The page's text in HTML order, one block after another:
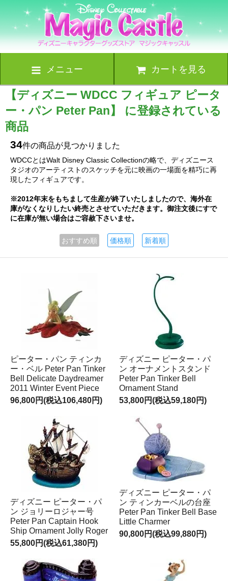
メニュー カートを見る
【ディズニー WDCC フィギュア ピータ
ー・パン Peter Pan】 に登録されている
商品
34件の商品が見つかりました
WDCCとはWalt Disney Classic Collectionの略で、ディズニース
タジオのアーティストのスケッチを元に映画の一場面を精巧に再
現したフィギュアです。
※2012年末をもちまして生産が終了いたしましたので、海外在
庫がなくなりしたい終売とさせていただきます。御注文後にすで
に在庫が無い場合はご容赦下さいませ。
おすすめ順 価格順 新着順
ピーター・パン ティンカ
ー・ベル Peter Pan Tinker
Bell Delicate Daydreamer
2011 Winter Event Piece
96,800円(税込106,480円)
ディズニー ピーター・パ
ン オーナメントスタンド
Peter Pan Tinker Bell
Ornament Stand
53,800円(税込59,180円)
ディズニー ピーター・パ
ン ジョリーロジャー号
Peter Pan Captain Hook
Ship Ornament Jolly Roger
55,800円(税込61,380円)
ディズニー ピーター・パ
ン ティンカーベルの台座
Peter Pan Tinker Bell Base
Little Charmer
90,800円(税込99,880円)